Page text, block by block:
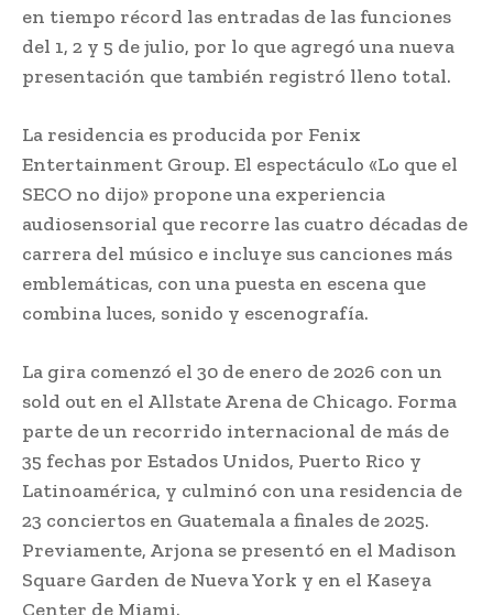
en tiempo récord las entradas de las funciones
del 1, 2 y 5 de julio, por lo que agregó una nueva
presentación que también registró lleno total.
La residencia es producida por Fenix
Entertainment Group. El espectáculo «Lo que el
SECO no dijo» propone una experiencia
audiosensorial que recorre las cuatro décadas de
carrera del músico e incluye sus canciones más
emblemáticas, con una puesta en escena que
combina luces, sonido y escenografía.
La gira comenzó el 30 de enero de 2026 con un
sold out en el Allstate Arena de Chicago. Forma
parte de un recorrido internacional de más de
35 fechas por Estados Unidos, Puerto Rico y
Latinoamérica, y culminó con una residencia de
23 conciertos en Guatemala a finales de 2025.
Previamente, Arjona se presentó en el Madison
Square Garden de Nueva York y en el Kaseya
Center de Miami.